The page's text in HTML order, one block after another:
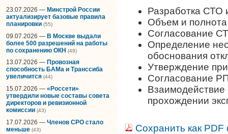
23.07.2026 — Минстрой России
актуализирует базовые правила
планировки (55)
09.07.2026 — В Москве выдали
более 500 разрешений на работы
по сохранению ОКН (49)
13.07.2026 — Провозная
способность БАМа и Транссиба
увеличится (44)
15.07.2026 — «Россети»
утвердили новые составы совета
директоров и ревизионной
комиссии (43)
17.07.2026 — Членов СРО стало
меньше (43)
Разработка
Объем и
Согласование
Определение
обоснования
Утверждение
Согласование
Взаимодействие
прохождении
Сохранить как